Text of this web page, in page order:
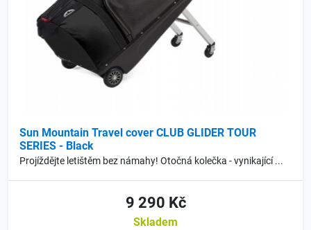
Sun Mountain Travel cover CLUB GLIDER TOUR
SERIES - Black
Projíždějte letištěm bez námahy! Otočná kolečka - vynikající ...
9 290 Kč
Skladem